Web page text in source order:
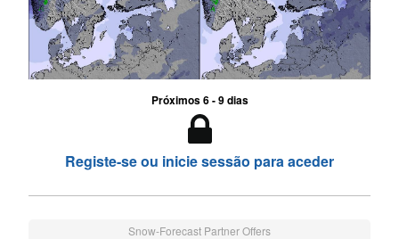
Próximos 6 - 9 dias
Registe-se ou inicie sessão para aceder
Snow-Forecast Partner Offers